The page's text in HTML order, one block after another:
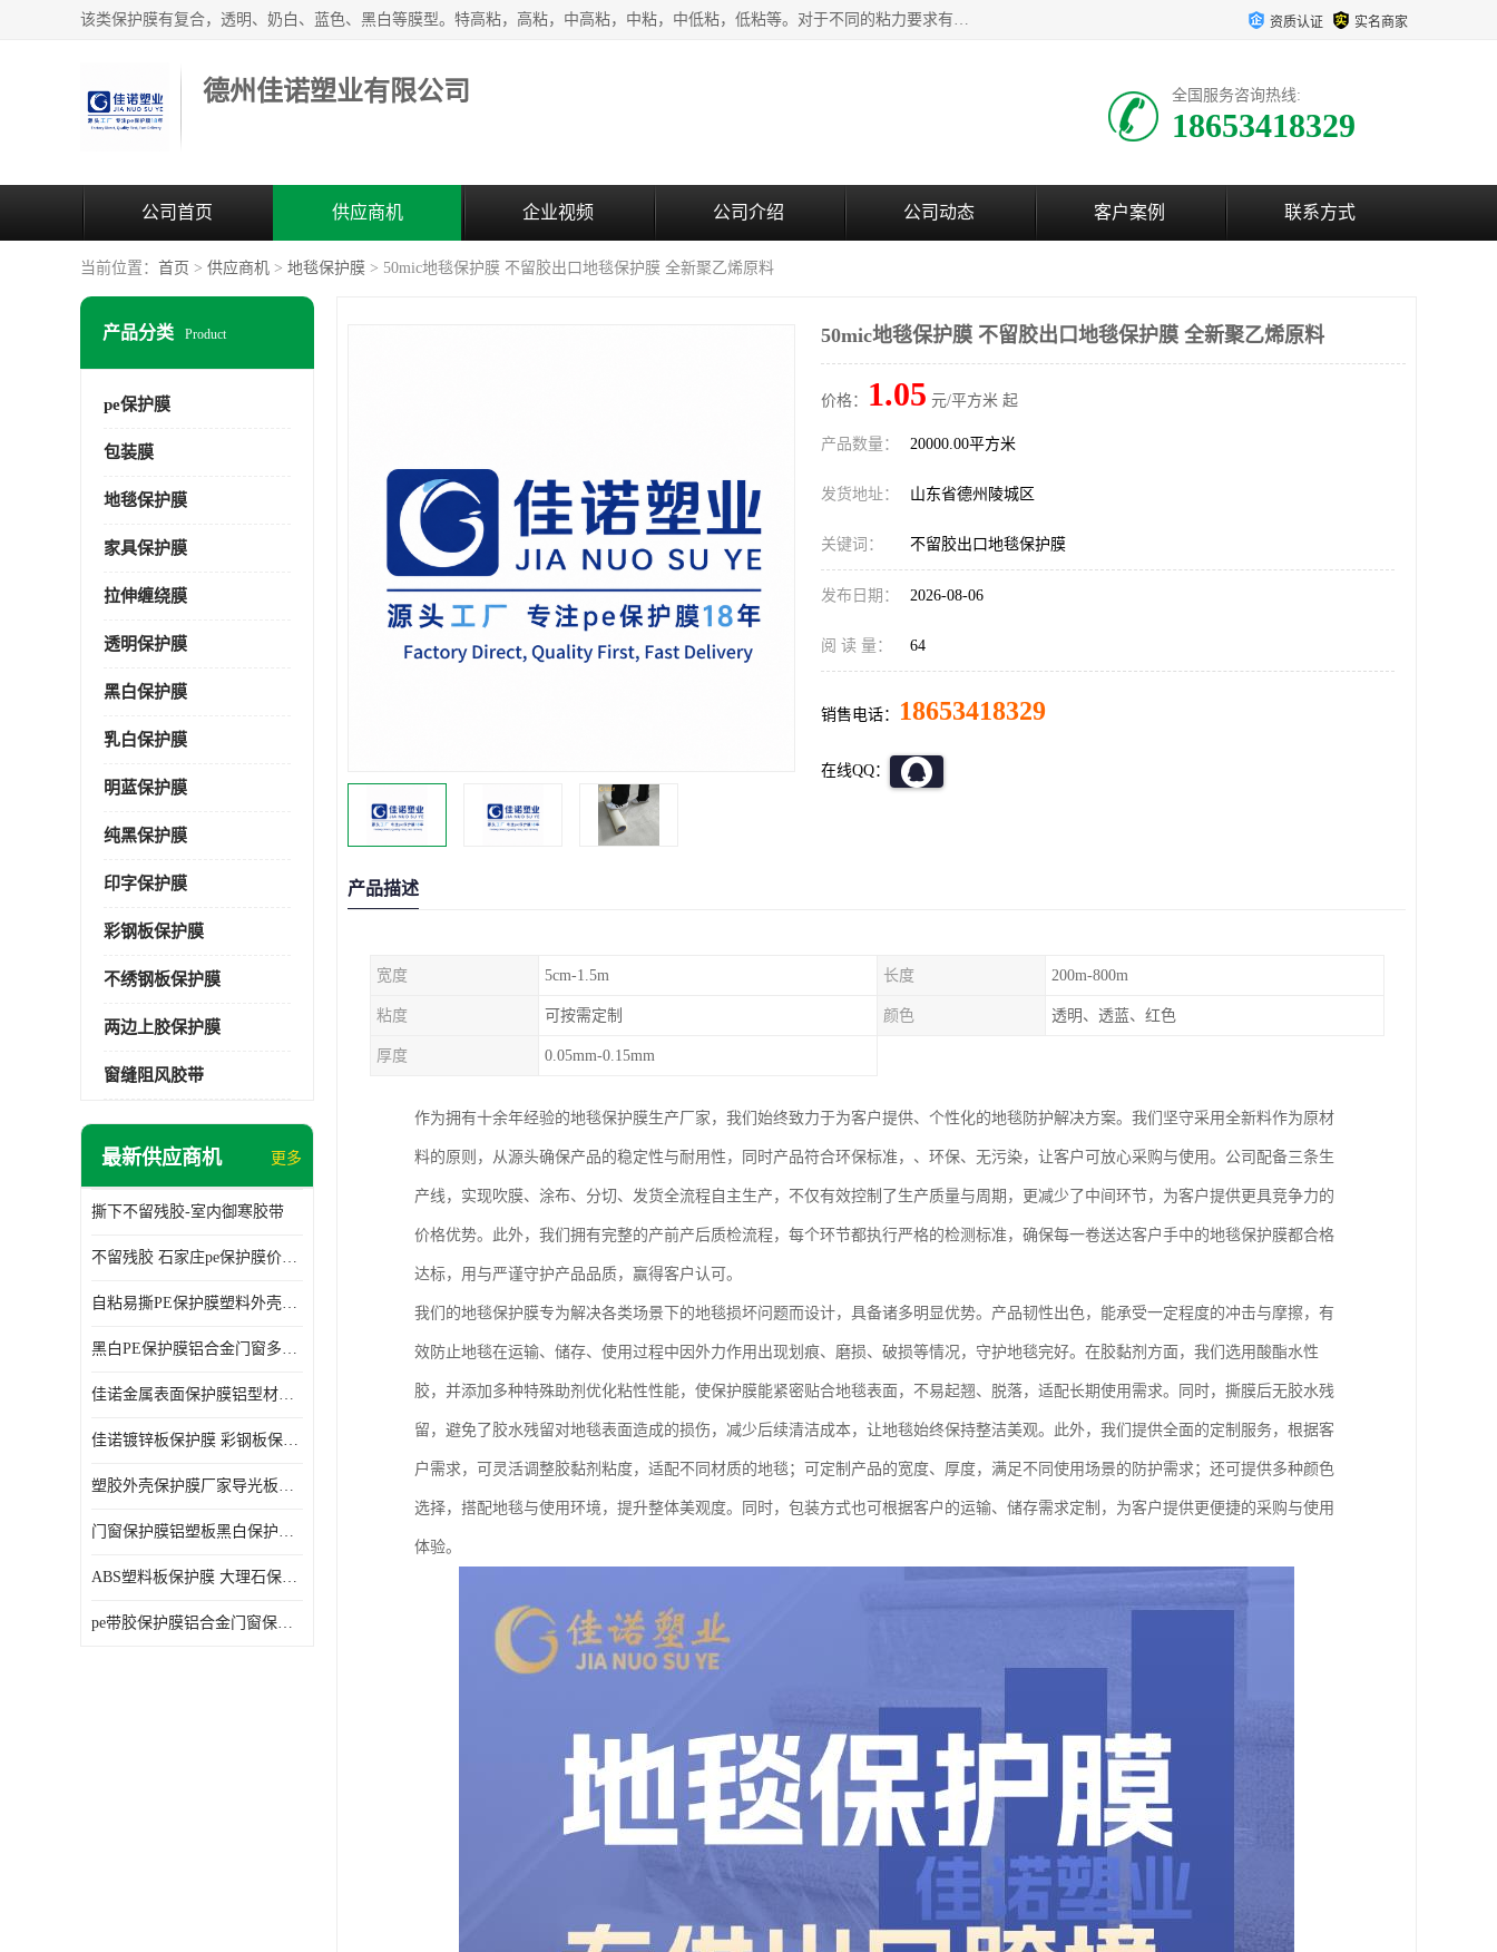
该类保护膜有复合，透明、奶白、蓝色、黑白等膜型。特高粘，高粘，中高粘，中粘，中低粘，低粘等。对于不同的粘力要求有相应的产品相适配。无胶渍残留污染。在较宽的收卷幅度下平整无皱纹，收卷长度大，利于机械化及自动化施工粘贴。为您的产品提供的表面保护解决方案。 产品广泛适用于：铝材、不锈钢、金属、塑料、电子、家电、家具、玻璃、化工材料、装饰材料等。 资质认证 实名商家
德州佳诺塑业有限公司 全国服务咨询热线:
18653418329
公司首页 供应商机 企业视频 公司介绍 公司动态 客户案例 联系方式
当前位置： 首页 > 供应商机 > 地毯保护膜 > 50mic地毯保护膜 不留胶出口地毯保护膜 全新聚乙烯原料
产品分类 Product
pe保护膜
包装膜
地毯保护膜
家具保护膜
拉伸缠绕膜
透明保护膜
黑白保护膜
乳白保护膜
明蓝保护膜
纯黑保护膜
印字保护膜
彩钢板保护膜
不绣钢板保护膜
两边上胶保护膜
窗缝阻风胶带
最新供应商机 更多
撕下不留残胶-室内御寒胶带
不留残胶 石家庄pe保护膜价格 塑料薄膜
自粘易撕PE保护膜塑料外壳导光板亚克力板膜操作方便
黑白PE保护膜铝合金门窗多种颜色支持定制生产
佳诺金属表面保护膜铝型材保护膜不留残胶铝合金窗框保护胶带
佳诺镀锌板保护膜 彩钢板保护pe保护膜
塑胶外壳保护膜厂家导光板保护膜 铝单板保护膜胶带易撕不留胶
门窗保护膜铝塑板黑白保护膜外墙保温板保护膜
ABS塑料板保护膜 大理石保护膜 缠鱼竿保护膜
pe带胶保护膜铝合金门窗保护不锈钢板保护膜大理石建筑材料保护
50mic地毯保护膜 不留胶出口地毯保护膜 全新聚乙烯原料
价格： 1.05 元/平方米 起
产品数量： 20000.00平方米
发货地址： 山东省德州陵城区
关键词： 不留胶出口地毯保护膜
发布日期： 2026-08-06
阅 读 量： 64
销售电话： 18653418329
在线QQ：
产品描述
宽度 5cm-1.5m 长度 200m-800m
粘度 可按需定制 颜色 透明、透蓝、红色
厚度 0.05mm-0.15mm
作为拥有十余年经验的地毯保护膜生产厂家，我们始终致力于为客户提供、个性化的地毯防护解决方案。我们坚守采用全新料作为原材
料的原则，从源头确保产品的稳定性与耐用性，同时产品符合环保标准，、环保、无污染，让客户可放心采购与使用。公司配备三条生
产线，实现吹膜、涂布、分切、发货全流程自主生产，不仅有效控制了生产质量与周期，更减少了中间环节，为客户提供更具竞争力的
价格优势。此外，我们拥有完整的产前产后质检流程，每个环节都执行严格的检测标准，确保每一卷送达客户手中的地毯保护膜都合格
达标，用与严谨守护产品品质，赢得客户认可。
我们的地毯保护膜专为解决各类场景下的地毯损坏问题而设计，具备诸多明显优势。产品韧性出色，能承受一定程度的冲击与摩擦，有
效防止地毯在运输、储存、使用过程中因外力作用出现划痕、磨损、破损等情况，守护地毯完好。在胶黏剂方面，我们选用酸酯水性
胶，并添加多种特殊助剂优化粘性性能，使保护膜能紧密贴合地毯表面，不易起翘、脱落，适配长期使用需求。同时，撕膜后无胶水残
留，避免了胶水残留对地毯表面造成的损伤，减少后续清洁成本，让地毯始终保持整洁美观。此外，我们提供全面的定制服务，根据客
户需求，可灵活调整胶黏剂粘度，适配不同材质的地毯；可定制产品的宽度、厚度，满足不同使用场景的防护需求；还可提供多种颜色
选择，搭配地毯与使用环境，提升整体美观度。同时，包装方式也可根据客户的运输、储存需求定制，为客户提供更便捷的采购与使用
体验。